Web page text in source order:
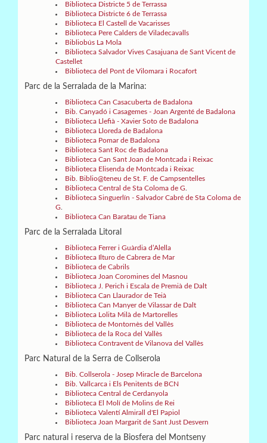
Biblioteca Districte 5 de Terrassa
Biblioteca Districte 6 de Terrassa
Biblioteca El Castell de Vacarisses
Biblioteca Pere Calders de Viladecavalls
Bibliobús La Mola
Biblioteca Salvador Vives Casajuana de Sant Vicent de
Castellet
Biblioteca del Pont de Vilomara i Rocafort
Parc de la Serralada de la Marina:
Biblioteca Can Casacuberta de Badalona
Bib. Canyadó i Casagemes - Joan Argenté de Badalona
Biblioteca Llefià - Xavier Soto de Badalona
Biblioteca Lloreda de Badalona
Biblioteca Pomar de Badalona
Biblioteca Sant Roc de Badalona
Biblioteca Can Sant Joan de Montcada i Reixac
Biblioteca Elisenda de Montcada i Reixac
Bib. Biblio@teneu de St. F. de Campsentelles
Biblioteca Central de Sta Coloma de G.
Biblioteca Singuerlín - Salvador Cabré de Sta Coloma de
G.
Biblioteca Can Baratau de Tiana
Parc de la Serralada Litoral
Biblioteca Ferrer i Guàrdia d’Alella
Biblioteca Ilturo de Cabrera de Mar
Biblioteca de Cabrils
Biblioteca Joan Coromines del Masnou
Biblioteca J. Perich i Escala de Premià de Dalt
Biblioteca Can Llaurador de Teià
Biblioteca Can Manyer de Vilassar de Dalt
Biblioteca Lolita Milà de Martorelles
Biblioteca de Montornès del Vallès
Biblioteca de la Roca del Vallès
Biblioteca Contravent de Vilanova del Vallès
Parc Natural de la Serra de Collserola
Bib. Collserola - Josep Miracle de Barcelona
Bib. Vallcarca i Els Penitents de BCN
Biblioteca Central de Cerdanyola
Biblioteca El Molí de Molins de Rei
Biblioteca Valentí Almirall d'El Papiol
Biblioteca Joan Margarit de Sant Just Desvern
Parc natural i reserva de la Biosfera del Montseny